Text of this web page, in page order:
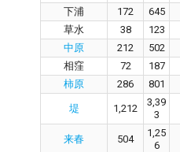
下浦
172 645
草水
38 123
中原
212 502
相窪
72 187
柿原
286 801
堤 1,212
3,39
3
来春 504
1,25
6